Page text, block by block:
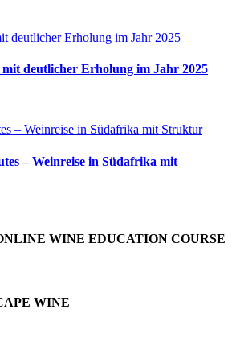
deutlicher Erholung im Jahr 2025
deutlicher Erholung im Jahr 2025
– Weinreise in Südafrika mit Struktur
– Weinreise in Südafrika mit
WINE EDUCATION COURSE
WINE